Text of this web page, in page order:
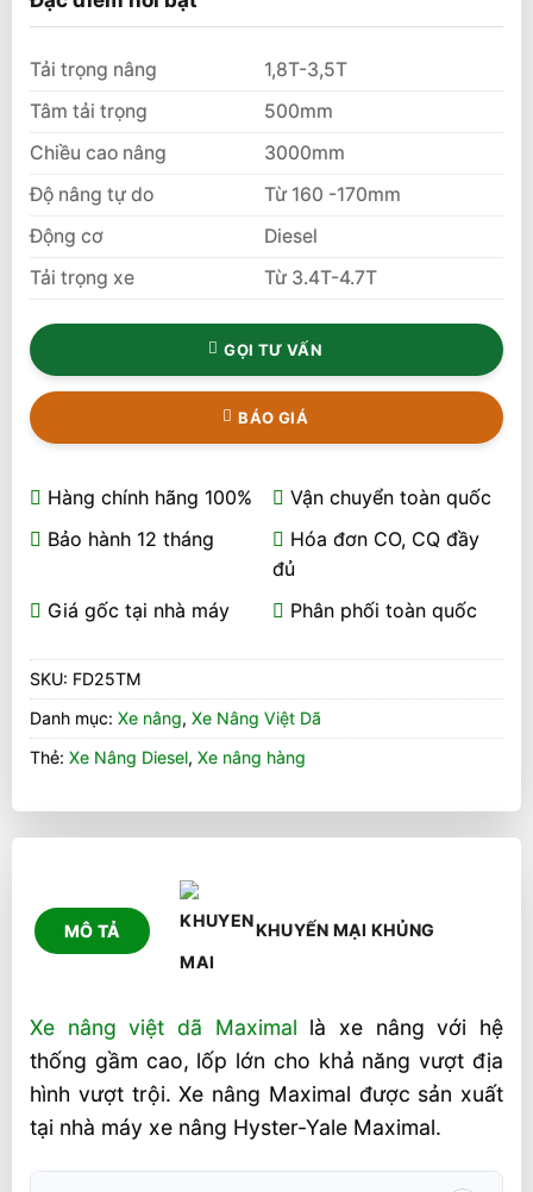
trênđánh
giá
Tải trọng nâng
1,8T-3,5T
Tâm tải trọng
500mm
Chiều cao nâng
3000mm
Độ nâng tự do
Từ 160 -170mm
Động cơ
Diesel
Tải trọng xe
Từ 3.4T-4.7T
GỌI TƯ VẤN
BÁO GIÁ
Hàng chính hãng 100%
Vận chuyển toàn quốc
Bảo hành 12 tháng
Hóa đơn CO, CQ đầy
đủ
Giá gốc tại nhà máy
Phân phối toàn quốc
SKU: FD25TM
Danh mục: Xe nâng, Xe Nâng Việt Dã
Thẻ: Xe Nâng Diesel, Xe nâng hàng
MÔ TẢ KHUYẾN MẠI KHỦNG
Xe nâng việt dã Maximal là xe nâng với hệ
thống gầm cao, lốp lớn cho khả năng vượt địa
hình vượt trội. Xe nâng Maximal được sản xuất
tại nhà máy xe nâng Hyster-Yale Maximal.